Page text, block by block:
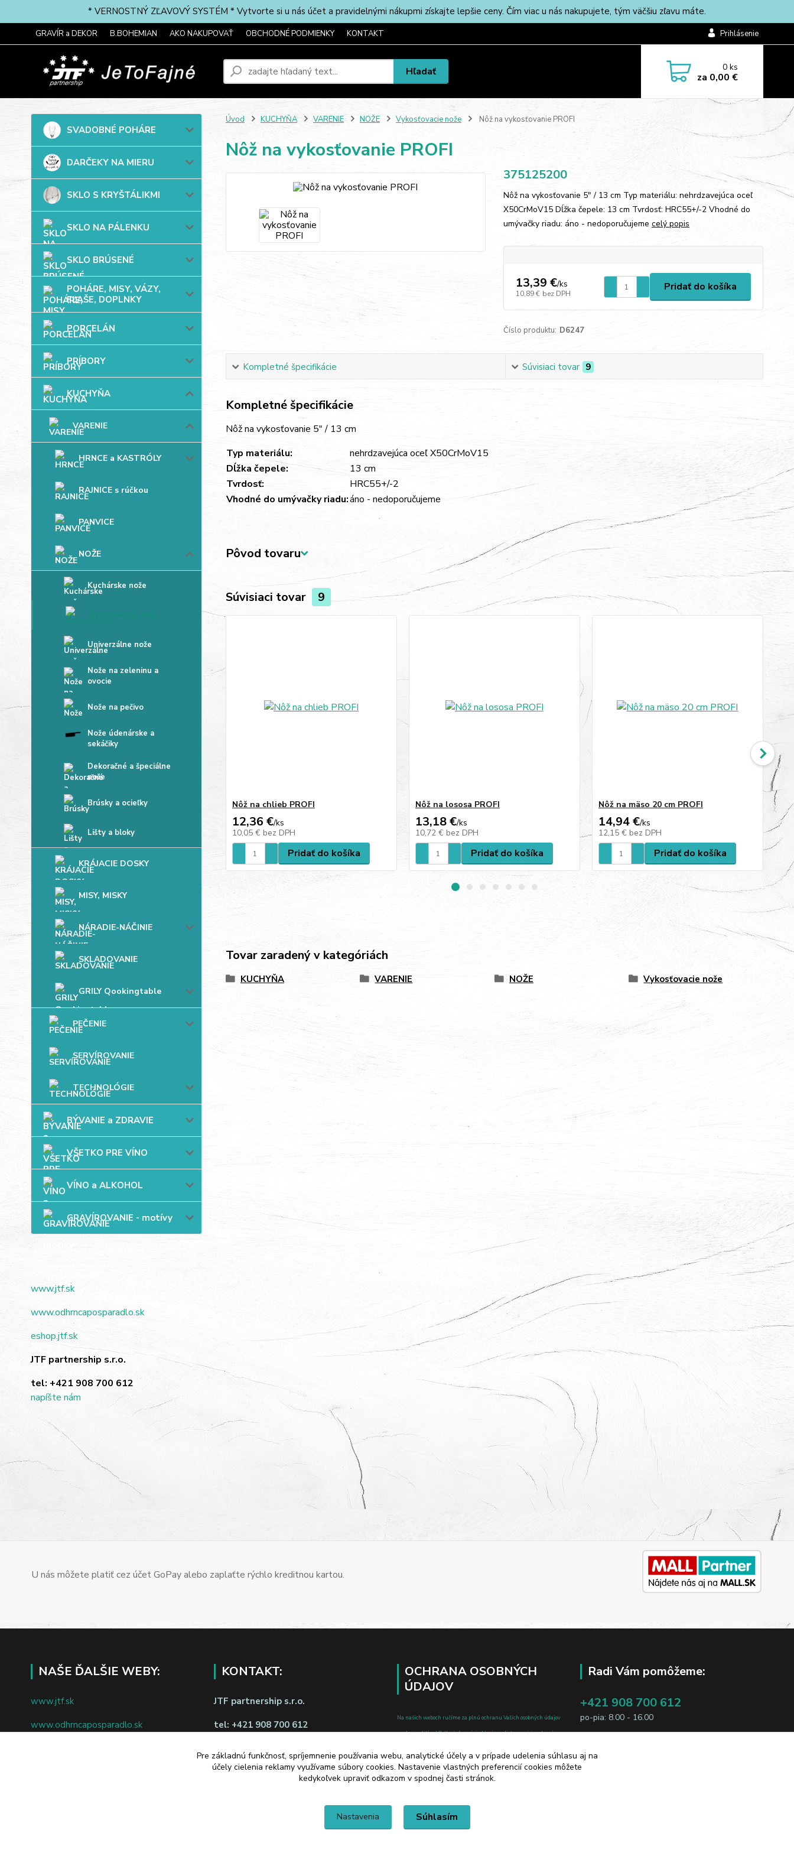
* VERNOSTNÝ ZĽAVOVÝ SYSTÉM * Vytvorte si u nás účet a pravidelnými nákupmi získajte lepšie ceny. Čím viac u nás nakupujete, tým väčšiu zľavu máte.
GRAVÍR a DEKOR B.BOHEMIAN AKO NAKUPOVAŤ OBCHODNÉ PODMIENKY KONTAKT Prihlásenie
Hľadať 0ks
za 0,00 €
SVADOBNÉ POHÁRE
DARČEKY NA MIERU
SKLO S KRYŠTÁLIKMI
SKLO NA PÁLENKU
SKLO BRÚSENÉ
POHÁRE, MISY, VÁZY,
FĽAŠE, DOPLNKY
PORCELÁN
PRÍBORY
KUCHYŇA
VARENIE
HRNCE a KASTRÓLY
RAJNICE s rúčkou
PANVICE
NOŽE
Kuchárske nože
Univerzálne nože
Nože na zeleninu a
ovocie
Nože na pečivo
Nože údenárske a
sekáčiky
Dekoračné a špeciálne
nože
Brúsky a ocieľky
Lišty a bloky
KRÁJACIE DOSKY
MISY, MISKY
NÁRADIE-NÁČINIE
SKLADOVANIE
GRILY Qookingtable
PEČENIE
SERVÍROVANIE
TECHNOLÓGIE
BÝVANIE a ZDRAVIE
VŠETKO PRE VÍNO
VÍNO a ALKOHOL
GRAVÍROVANIE - motívy
www.jtf.sk
www.odhrncaposparadlo.sk
eshop.jtf.sk
JTF partnership s.r.o.
tel: +421 908 700 612
napíšte nám
Úvod KUCHYŇA VARENIE NOŽE Vykosťovacie nože Nôž na vykosťovanie PROFI
Nôž na vykosťovanie PROFI
375125200
Nôž na vykosťovanie 5" / 13 cm Typ materiálu: nehrdzavejúca oceľ
X50CrMoV15 Dĺžka čepele: 13 cm Tvrdosť: HRC55+/-2 Vhodné do
umývačky riadu: áno - nedoporučujeme celý popis
13,39 €/ks
10,89 € bez DPH
Pridať do košíka
Číslo produktu: D6247
Kompletné špecifikácie Súvisiaci tovar 9
Kompletné špecifikácie
Nôž na vykosťovanie 5" / 13 cm
Typ materiálu:
nehrdzavejúca oceľ X50CrMoV15
Dĺžka čepele:
13 cm
Tvrdosť:
HRC55+/-2
Vhodné do umývačky riadu:áno - nedoporučujeme
Pôvod tovaru
Súvisiaci tovar 9
Nôž na chlieb PROFI
12,36 €/ks
10,05 € bez DPH
Pridať do košíka
Nôž na lososa PROFI
13,18 €/ks
10,72 € bez DPH
Pridať do košíka
Nôž na mäso 20 cm PROFI
14,94 €/ks
12,15 € bez DPH
Pridať do košíka
Tovar zaradený v kategóriách
KUCHYŇA VARENIE NOŽE Vykosťovacie nože
U nás môžete platiť cez účet GoPay alebo zaplaťte rýchlo kreditnou kartou.
NAŠE ĎALŠIE WEBY:
www.jtf.sk
www.odhrncaposparadlo.sk
KONTAKT:
JTF partnership s.r.o.
tel: +421 908 700 612
napíšte nám
Odstúpiť od zmluvy tu
OCHRANA OSOBNÝCH
ÚDAJOV
Na našich weboch ručíme za plnú ochranu Vašich osobných údajov
pred zneužitím. Všetky informácie, ktoré uvediete o svojej osobe, sú
a o zmene a doplnení niektorých zákonov.
Radi Vám pomôžeme:
+421 908 700 612
po-pia: 8.00 - 16.00
Pre základnú funkčnosť, spríjemnenie používania webu, analytické účely a v prípade udelenia súhlasu aj na
účely cielenia reklamy využívame súbory cookies. Nastavenie vlastných preferencií cookies môžete
kedykoľvek upraviť odkazom v spodnej časti stránok.
Nastavenia Súhlasím